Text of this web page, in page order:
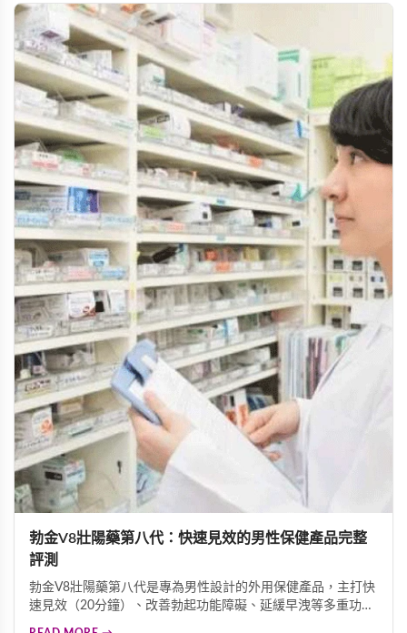
勃金V8壯陽藥第八代：快速見效的男性保健產品完整
評測
勃金V8壯陽藥第八代是專為男性設計的外用保健產品，主打快
速見效（20分鐘）、改善勃起功能障礙、延緩早洩等多重功